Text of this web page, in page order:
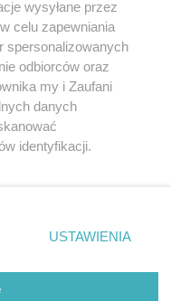
z portali
sięz nami
wysyłane przez
celu zapewniania
spersonalizowanych
odbiorców oraz
my i Zaufani
danych
identyfikacji.
prywatności
strony
zgody
się takiemu
USTAWIENIA